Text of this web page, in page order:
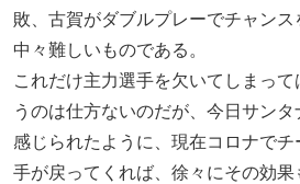
敗、古賀がダブルプレーでチャンス
中々難しいものである。
これだけ主力選手を欠いてしまって
うのは仕方ないのだが、今日サン
感じられたように、現在コロナで
手が戻ってくれば、徐々にその効